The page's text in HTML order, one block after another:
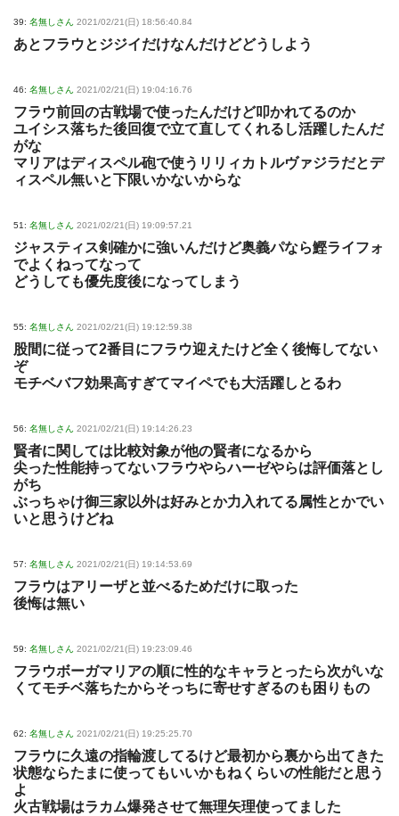
39: 名無しさん 2021/02/21(日) 18:56:40.84
あとフラウとジジイだけなんだけどどうしよう
46: 名無しさん 2021/02/21(日) 19:04:16.76
フラウ前回の古戦場で使ったんだけど叩かれてるのか
ユイシス落ちた後回復で立て直してくれるし活躍したんだ
がな
マリアはディスペル砲で使うリリィカトルヴァジラだとデ
ィスペル無いと下限いかないからな
51: 名無しさん 2021/02/21(日) 19:09:57.21
ジャスティス剣確かに強いんだけど奥義パなら鰹ライフォ
でよくねってなって
どうしても優先度後になってしまう
55: 名無しさん 2021/02/21(日) 19:12:59.38
股間に従って2番目にフラウ迎えたけど全く後悔してない
ぞ
モチベバフ効果高すぎてマイペでも大活躍しとるわ
56: 名無しさん 2021/02/21(日) 19:14:26.23
賢者に関しては比較対象が他の賢者になるから
尖った性能持ってないフラウやらハーゼやらは評価落とし
がち
ぶっちゃけ御三家以外は好みとか力入れてる属性とかでい
いと思うけどね
57: 名無しさん 2021/02/21(日) 19:14:53.69
フラウはアリーザと並べるためだけに取った
後悔は無い
59: 名無しさん 2021/02/21(日) 19:23:09.46
フラウボーガマリアの順に性的なキャラとったら次がいな
くてモチベ落ちたからそっちに寄せすぎるのも困りもの
62: 名無しさん 2021/02/21(日) 19:25:25.70
フラウに久遠の指輪渡してるけど最初から裏から出てきた
状態ならたまに使ってもいいかもねくらいの性能だと思う
よ
火古戦場はラカム爆発させて無理矢理使ってました